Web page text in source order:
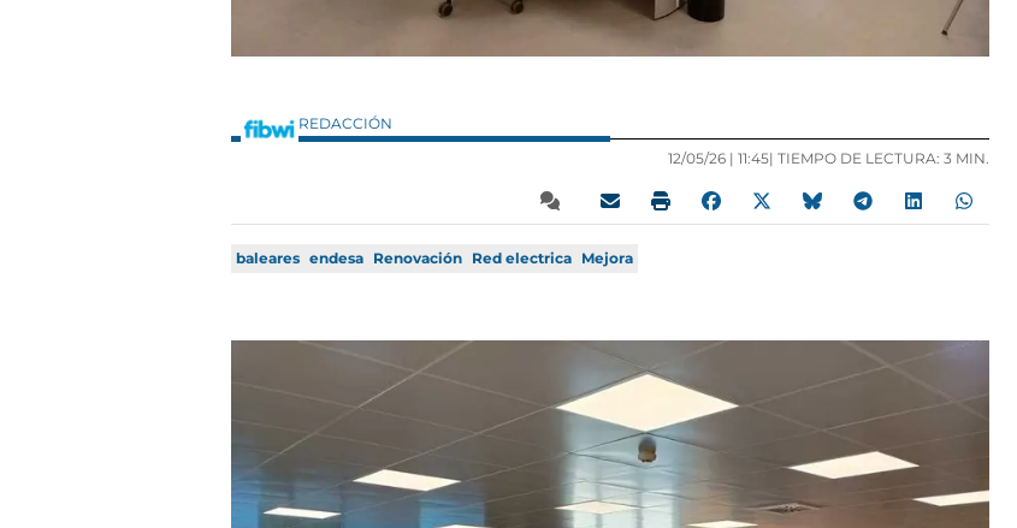
REDACCIÓN
12/05/26 | 11:45| TIEMPO DE LECTURA: 3 MIN.
baleares endesa Renovación Red electrica Mejora